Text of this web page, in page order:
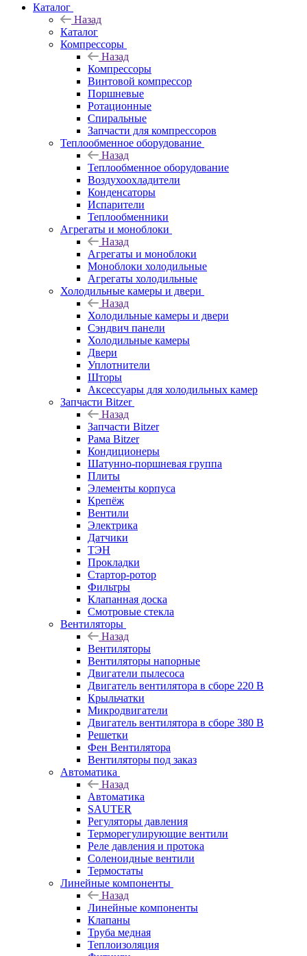
Каталог
Назад
Каталог
Компрессоры
Назад
Компрессоры
Винтовой компрессор
Поршневые
Ротационные
Спиральные
Запчасти для компрессоров
Теплообменное оборудование
Назад
Теплообменное оборудование
Воздухоохладители
Конденсаторы
Испарители
Теплообменники
Агрегаты и моноблоки
Назад
Агрегаты и моноблоки
Моноблоки холодильные
Агрегаты холодильные
Холодильные камеры и двери
Назад
Холодильные камеры и двери
Сэндвич панели
Холодильные камеры
Двери
Уплотнители
Шторы
Аксессуары для холодильных камер
Запчасти Bitzer
Назад
Запчасти Bitzer
Рама Bitzer
Кондиционеры
Шатунно-поршневая группа
Плиты
Элементы корпуса
Крепёж
Вентили
Электрика
Датчики
ТЭН
Прокладки
Стартор-ротор
Фильтры
Клапанная доска
Смотровые стекла
Вентиляторы
Назад
Вентиляторы
Вентиляторы напорные
Двигатели пылесоса
Двигатель вентилятора в сборе 220 В
Крыльчатки
Микродвигатели
Двигатель вентилятора в сборе 380 В
Решетки
Фен Вентилятора
Вентиляторы под заказ
Автоматика
Назад
Автоматика
SAUTER
Регуляторы давления
Терморегулирующие вентили
Реле давления и протока
Соленоидные вентили
Термостаты
Линейные компоненты
Назад
Линейные компоненты
Клапаны
Труба медная
Теплоизоляция